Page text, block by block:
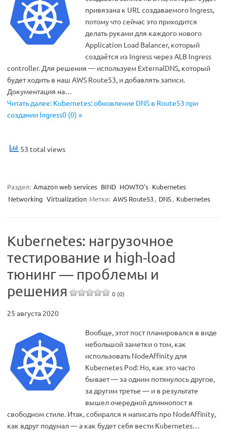
привязана к URL создаваемого Ingress,
потому что сейчас это приходится
делать руками для каждого нового
Application Load Balancer, который
создаётся из Ingress через ALB Ingress
controller. Для решения — используем ExternalDNS, который
будет ходить в наш AWS Route53, и добавлять записи.
Документация на…
Читать далее: Kubernetes: обновление DNS в Route53 при
создании Ingress0 (0) »
53 total views
Раздел: Amazon web services BIND HOWTO's Kubernetes
Networking Virtualization Метки: AWS Route53, DNS, Kubernetes
Kubernetes: нагрузочное
тестирование и high-load
тюнинг — проблемы и
решения
0 (0)
25 августа 2020
Вообще, этот пост планировался в виде
небольшой заметки о том, как
использовать NodeAffinity для
Kubernetes Pod: Но, как это часто
бывает — за одним потянулось другое,
за другим третье — и в результате
вышел очередной длиннопост в
свободном стиле. Итак, собирался я написать про NodeAffinity,
как вдруг подумал — а как будет себя вести Kubernetes…